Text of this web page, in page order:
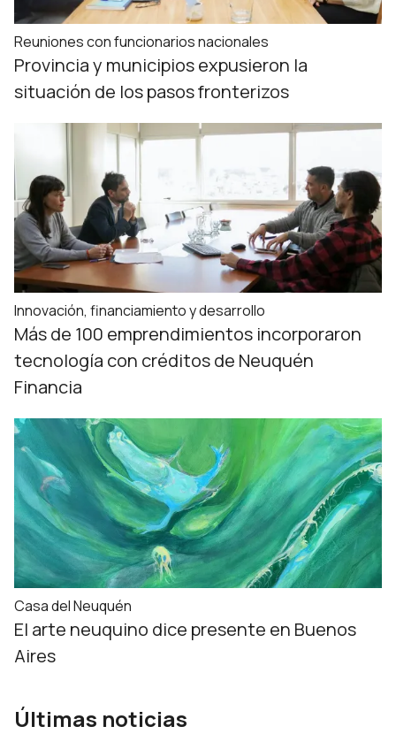
Reuniones con funcionarios nacionales
Provincia y municipios expusieron la
situación de los pasos fronterizos
Innovación, financiamiento y desarrollo
Más de 100 emprendimientos incorporaron
tecnología con créditos de Neuquén
Financia
Casa del Neuquén
El arte neuquino dice presente en Buenos
Aires
Últimas noticias